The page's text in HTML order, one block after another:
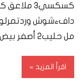
كسكسي3
مل حليب2 أصفر بيض4 […]
اقرأ المزيد